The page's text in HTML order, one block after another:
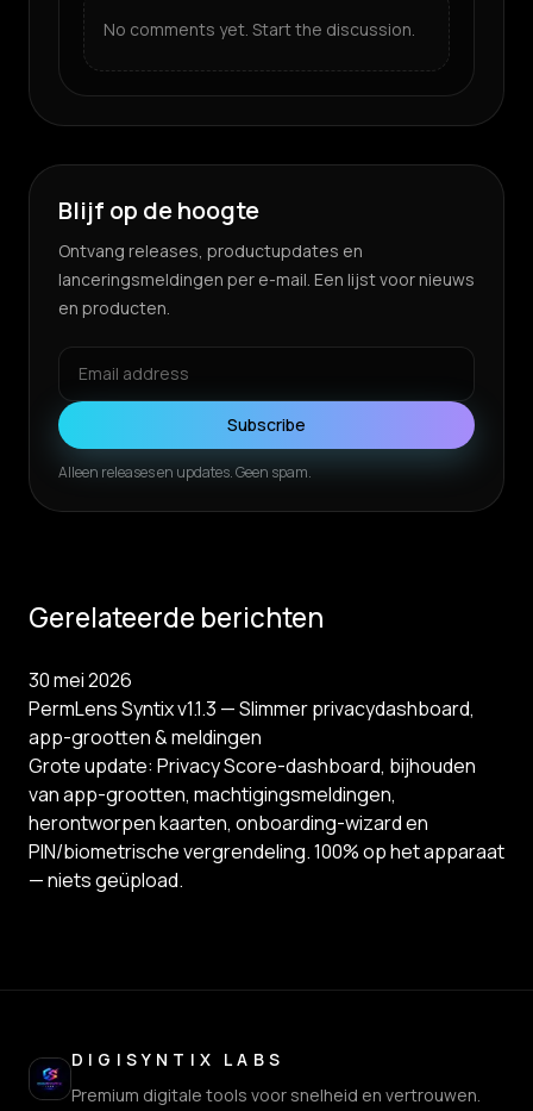
No comments yet. Start the discussion.
Blijf op de hoogte
Ontvang releases, productupdates en
lanceringsmeldingen per e-mail. Een lijst voor nieuws
en producten.
Subscribe
Alleen releases en updates. Geen spam.
Gerelateerde berichten
30 mei 2026
PermLens Syntix v1.1.3 — Slimmer privacydashboard,
app-grootten & meldingen
Grote update: Privacy Score-dashboard, bijhouden
van app-grootten, machtigingsmeldingen,
herontworpen kaarten, onboarding-wizard en
PIN/biometrische vergrendeling. 100% op het apparaat
— niets geüpload.
DIGISYNTIX LABS
Premium digitale tools voor snelheid en vertrouwen.